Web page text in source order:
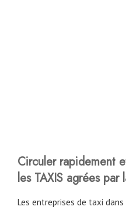
Circuler rapidement
les TAXIS agrées
Les entreprises de taxi dans